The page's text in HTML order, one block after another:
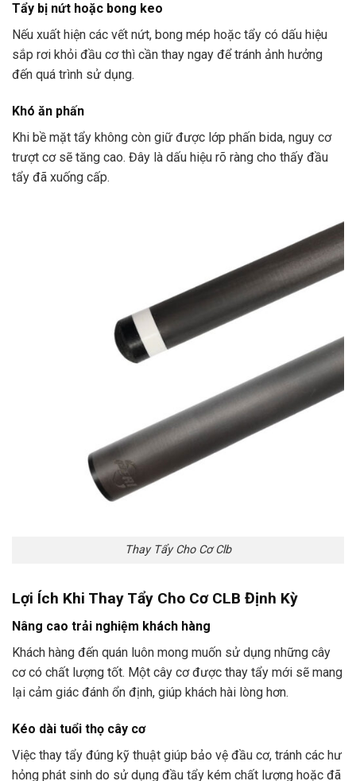
Tẩy bị nứt hoặc bong keo
Nếu xuất hiện các vết nứt, bong mép hoặc tẩy có dấu hiệu
sắp rơi khỏi đầu cơ thì cần thay ngay để tránh ảnh hưởng
đến quá trình sử dụng.
Khó ăn phấn
Khi bề mặt tẩy không còn giữ được lớp phấn bida, nguy cơ
trượt cơ sẽ tăng cao. Đây là dấu hiệu rõ ràng cho thấy đầu
tẩy đã xuống cấp.
Thay Tẩy Cho Cơ Clb
Lợi Ích Khi Thay Tẩy Cho Cơ CLB Định Kỳ
Nâng cao trải nghiệm khách hàng
Khách hàng đến quán luôn mong muốn sử dụng những cây
cơ có chất lượng tốt. Một cây cơ được thay tẩy mới sẽ mang
lại cảm giác đánh ổn định, giúp khách hài lòng hơn.
Kéo dài tuổi thọ cây cơ
Việc thay tẩy đúng kỹ thuật giúp bảo vệ đầu cơ, tránh các hư
hỏng phát sinh do sử dụng đầu tẩy kém chất lượng hoặc đã